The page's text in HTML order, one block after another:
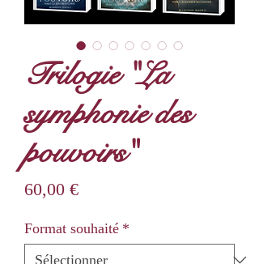
Trilogie "La
symphonie des
pouvoirs"
60,00 €Prix
Format souhaité *